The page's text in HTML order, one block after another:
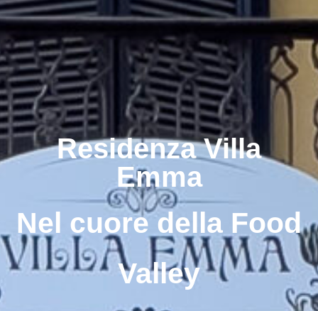
Residenza Villa
Emma
Nel cuore della Food
Valley